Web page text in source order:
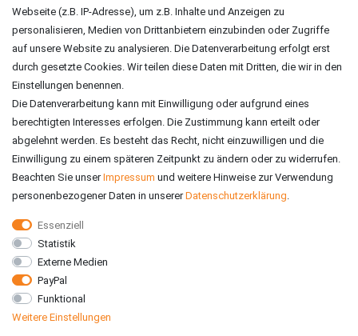
ZAHLUNGSARTEN
VERSAND
Webseite (z.B. IP-Adresse), um z.B. Inhalte und Anzeigen zu
personalisieren, Medien von Drittanbietern einzubinden oder Zugriffe
auf unsere Website zu analysieren. Die Datenverarbeitung erfolgt erst
durch gesetzte Cookies. Wir teilen diese Daten mit Dritten, die wir in den
Einstellungen benennen.
Die Datenverarbeitung kann mit Einwilligung oder aufgrund eines
berechtigten Interesses erfolgen. Die Zustimmung kann erteilt oder
abgelehnt werden. Es besteht das Recht, nicht einzuwilligen und die
Einwilligung zu einem späteren Zeitpunkt zu ändern oder zu widerrufen.
Beachten Sie unserImpressum und weitere Hinweise zur Verwendung
personenbezogener Daten in unsererDaten­schutz­erklärung.
Essenziell
Statistik
Externe Medien
PayPal
Funktional
Weitere Einstellungen